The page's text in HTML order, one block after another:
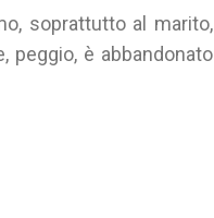
soprattutto al marito,
peggio, è abbandonato